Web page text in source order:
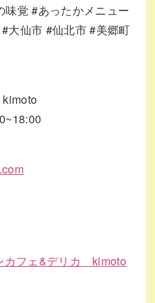
味覚 #あったかメニュー
#大仙市 #仙北市#美郷町
カフェ&デリカ kimoto